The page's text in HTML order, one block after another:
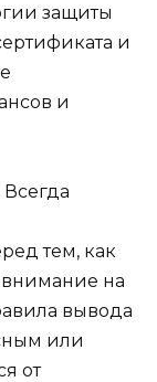
защиты
и
и
тем, как
внимание на
вывода
или
от